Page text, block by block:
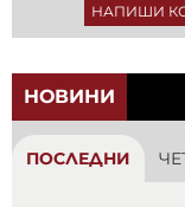
НАПИШИ
НОВИНИ
ПОСЛЕДНИ